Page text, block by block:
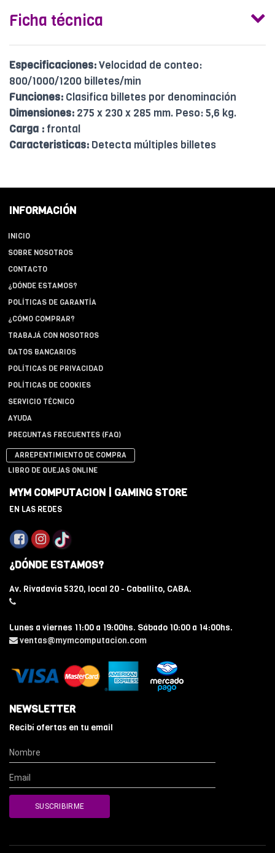
Ficha técnica
Especificaciones:Velocidad de conteo:
800/1000/1200 billetes/min
Funciones: Clasifica billetes por denominación
Dimensiones: 275 x 230 x 285 mm. Peso: 5,6 kg.
Carga : frontal
Caracteristicas: Detecta múltiples billetes
INFORMACIÓN
INICIO
SOBRE NOSOTROS
CONTACTO
¿DÓNDE ESTAMOS?
POLÍTICAS DE GARANTÍA
¿CÓMO COMPRAR?
TRABAJÁ CON NOSOTROS
DATOS BANCARIOS
POLÍTICAS DE PRIVACIDAD
POLÍTICAS DE COOKIES
SERVICIO TÉCNICO
AYUDA
PREGUNTAS FRECUENTES (FAQ)
ARREPENTIMIENTO DE COMPRA
LIBRO DE QUEJAS ONLINE
MYM COMPUTACION | GAMING STORE
EN LAS REDES
¿DÓNDE ESTAMOS?
Av. Rivadavia 5320, local 20 - Caballito, CABA.
Lunes a viernes 11:00 a 19:00hs. Sábado 10:00 a 14:00hs.
ventas@mymcomputacion.com
NEWSLETTER
Recibí ofertas en tu email